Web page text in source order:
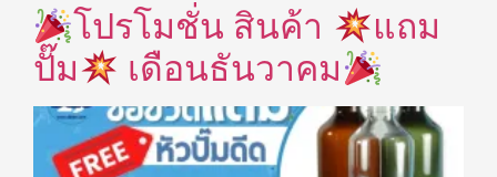
โปรโมชั่น สินค้า
แถม
ปั๊ม
เดือนธันวาคม